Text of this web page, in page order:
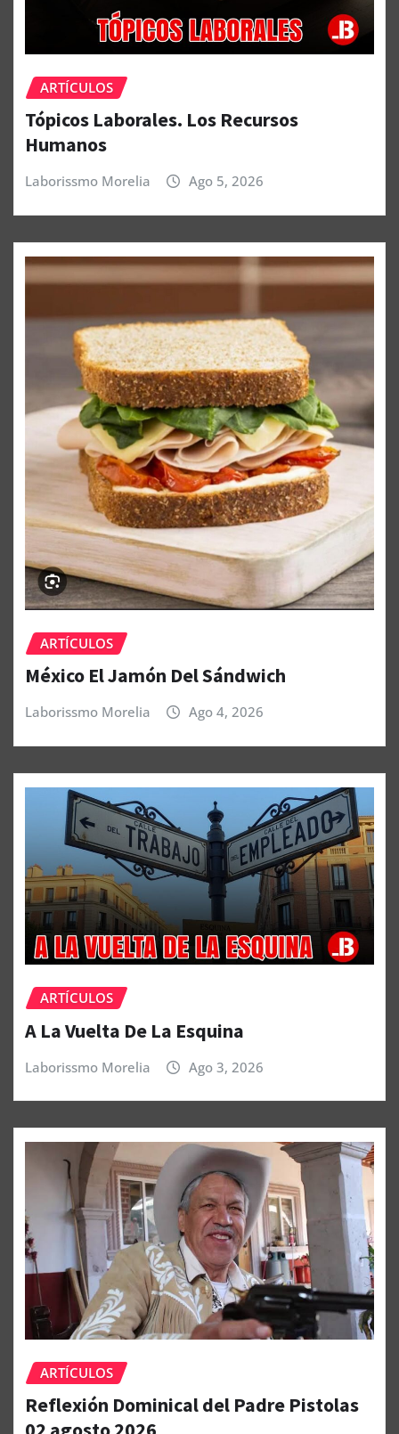
ARTÍCULOS
Tópicos Laborales. Los Recursos
Humanos
Laborissmo Morelia Ago 5, 2026
ARTÍCULOS
México El Jamón Del Sándwich
Laborissmo Morelia Ago 4, 2026
ARTÍCULOS
A La Vuelta De La Esquina
Laborissmo Morelia Ago 3, 2026
ARTÍCULOS
Reflexión Dominical del Padre Pistolas